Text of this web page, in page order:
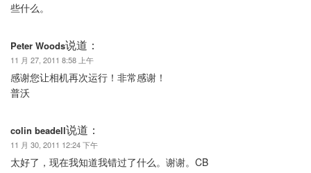
些什么。
Peter Woods说道：
11 月 27, 2011 8:58 上午
感谢您让相机再次运行！非常感谢！
普沃
colin beadell说道：
11 月 30, 2011 12:24 下午
太好了，现在我知道我错过了什么。谢谢。CB